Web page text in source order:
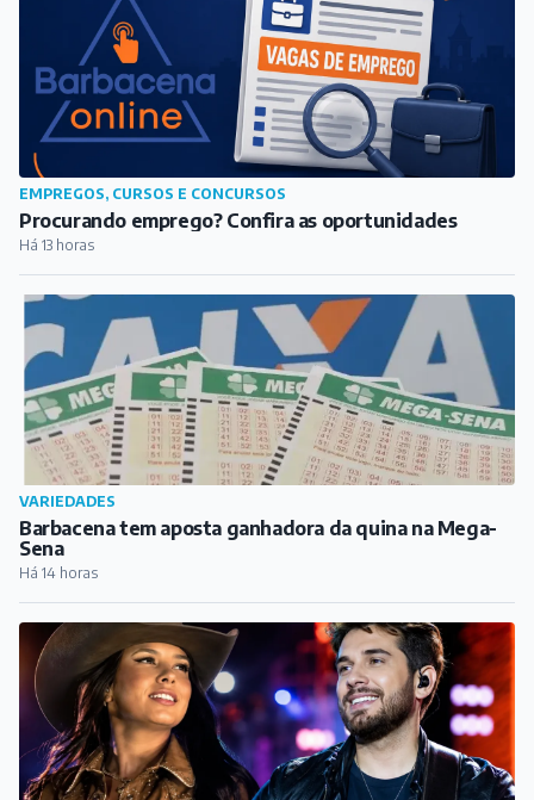
EMPREGOS, CURSOS E CONCURSOS
Procurando emprego? Confira as oportunidades
Há 13 horas
VARIEDADES
Barbacena tem aposta ganhadora da quina na Mega-
Sena
Há 14 horas